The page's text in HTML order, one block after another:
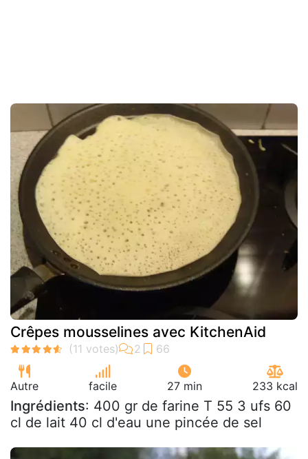
Crêpes mousselines avec KitchenAid
Autre facile 27 min 233 kcal
Ingrédients: 400 gr de farine T 55 3 ufs 60
cl de lait 40 cl d'eau une pincée de sel